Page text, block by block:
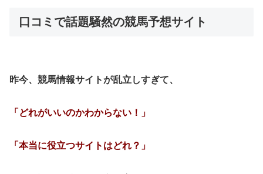
口コミで話題騒然の競馬予想サイト
昨今、競馬情報サイトが乱立しすぎて、
「どれがいいのかわからない！」
「本当に役立つサイトはどれ？」